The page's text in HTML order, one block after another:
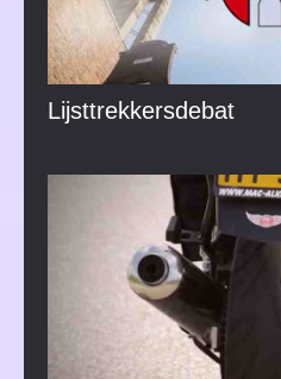
Lijsttrekkersdebat